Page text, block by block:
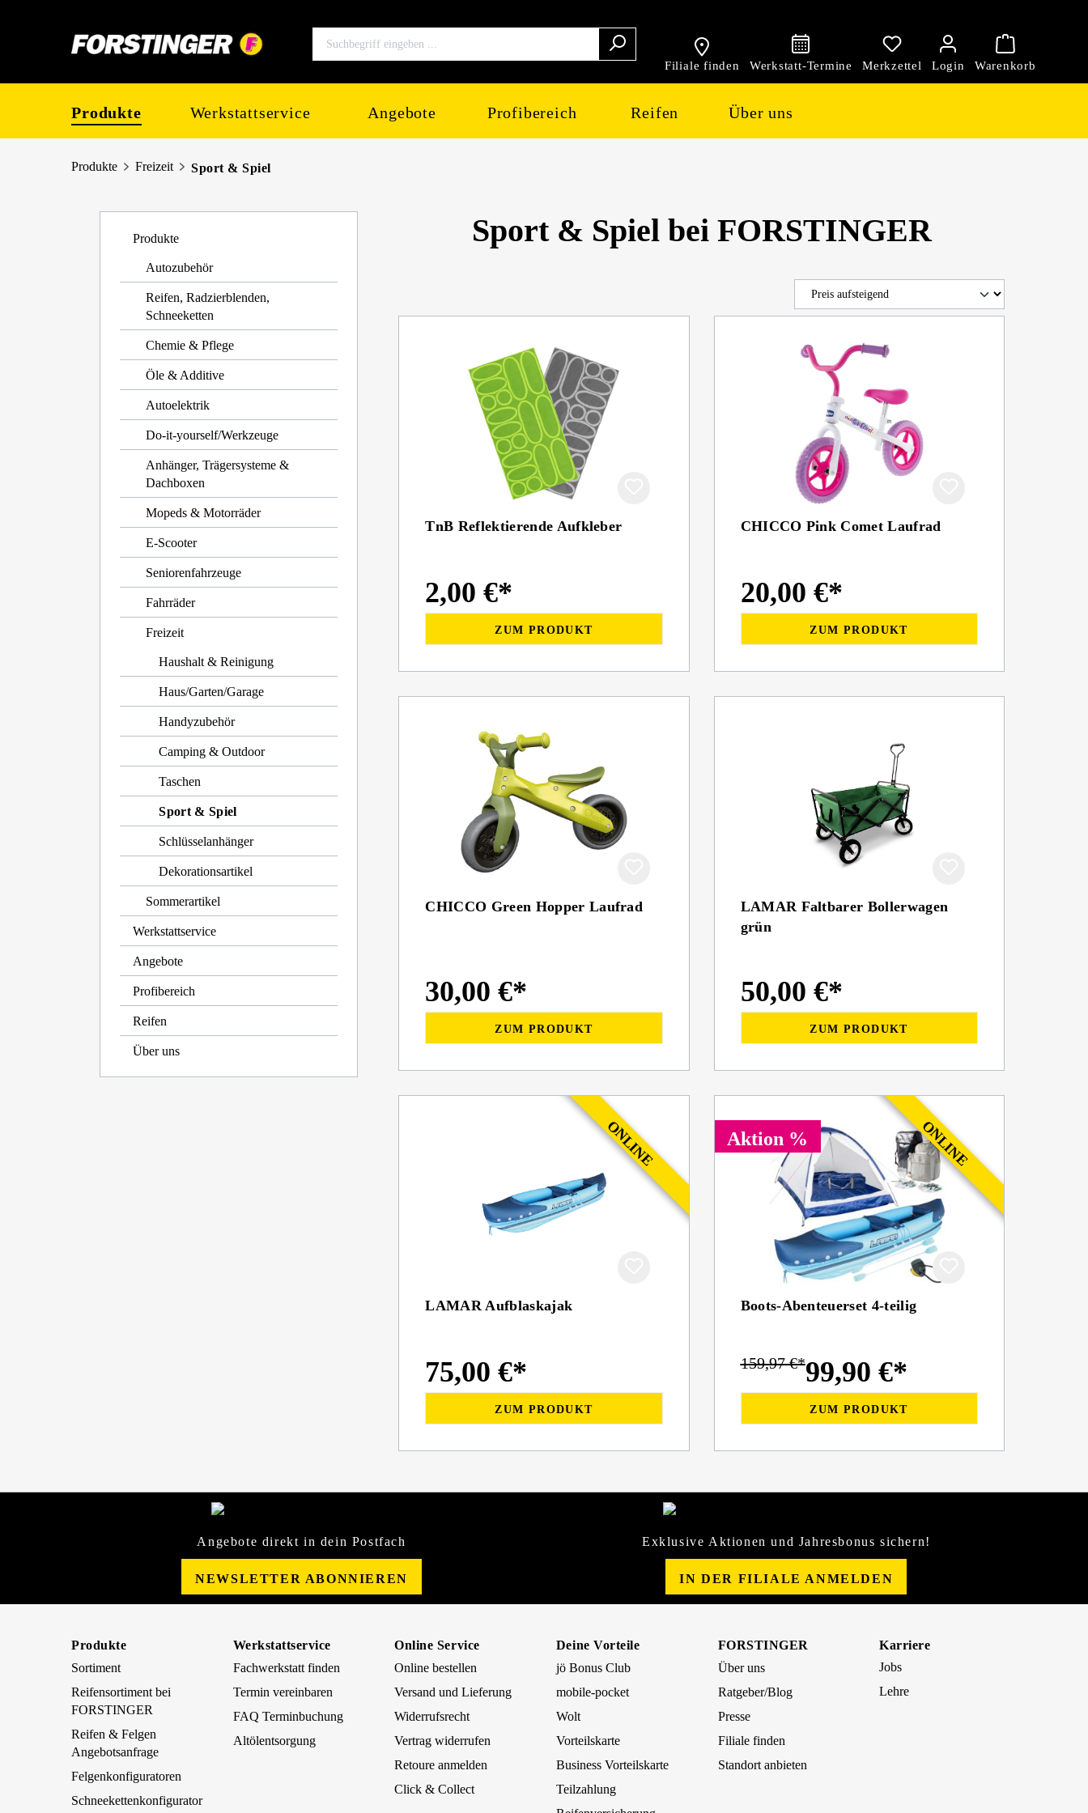
Filiale finden
Produkte Werkstattservice Angebote Profibereich Reifen Über uns
Produkte Freizeit Sport & Spiel
Produkte
Autozubehör
Reifen, Radzierblenden,
Schneeketten
Chemie & Pflege
Öle & Additive
Autoelektrik
Do-it-yourself/Werkzeuge
Anhänger, Trägersysteme &
Dachboxen
Mopeds & Motorräder
E-Scooter
Seniorenfahrzeuge
Fahrräder
Freizeit
Haushalt & Reinigung
Haus/Garten/Garage
Handyzubehör
Camping & Outdoor
Taschen
Sport & Spiel
Schlüsselanhänger
Dekorationsartikel
Sommerartikel
Werkstattservice
Angebote
Profibereich
Reifen
Über uns
Sport & Spiel bei FORSTINGER
TnB Reflektierende Aufkleber
2,00 €*
ZUM PRODUKT
CHICCO Pink Comet Laufrad
20,00 €*
ZUM PRODUKT
CHICCO Green Hopper Laufrad
30,00 €*
ZUM PRODUKT
LAMAR Faltbarer Bollerwagen
grün
50,00 €*
ZUM PRODUKT
LAMAR Aufblaskajak
75,00 €*
ZUM PRODUKT
Aktion %
Boots-Abenteuerset 4-teilig
99,90 €*
159,97 €*
ZUM PRODUKT
Angebote direkt in dein Postfach
NEWSLETTER ABONNIEREN
Exklusive Aktionen und Jahresbonus sichern!
IN DER FILIALE ANMELDEN
Produkte
Sortiment
Reifensortiment bei
FORSTINGER
Reifen & Felgen
Angebotsanfrage
Felgenkonfiguratoren
Schneekettenkonfigurator
Werkstattservice
Fachwerkstatt finden
Termin vereinbaren
FAQ Terminbuchung
Altölentsorgung
Online Service
Online bestellen
Versand und Lieferung
Widerrufsrecht
Vertrag widerrufen
Retoure anmelden
Click & Collect
Deine Vorteile
jö Bonus Club
mobile-pocket
Wolt
Vorteilskarte
Business Vorteilskarte
Teilzahlung
FORSTINGER
Über uns
Ratgeber/Blog
Presse
Filiale finden
Standort anbieten
Karriere
Jobs
Lehre